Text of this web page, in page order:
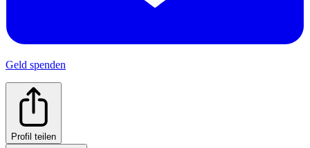
Geld spenden
Profil teilen